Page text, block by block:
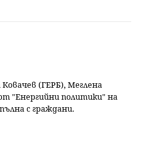
(ГЕРБ), Меглена
"Енергийни политики" на
с граждани.